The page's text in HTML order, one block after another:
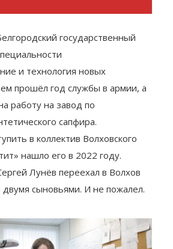
государственный
и технология новых
прошёл год службы в армии, а
работу на завод по
сапфира.
в коллектив Волховского
нашло его в 2022 году.
Лунёв переехал в Волхов
сыновьями. И не пожалел.